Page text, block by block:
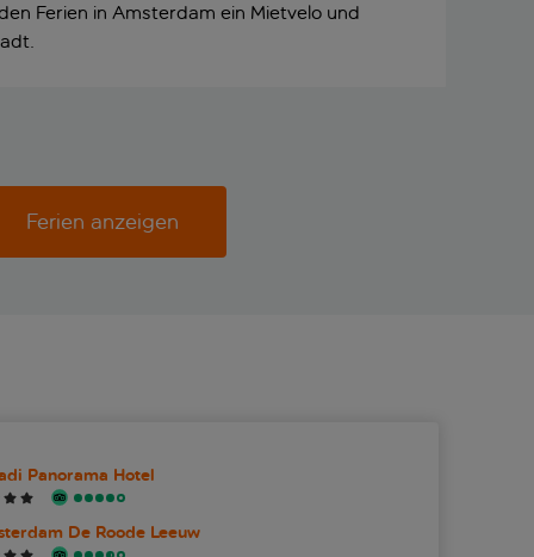
Ferien in Amsterdam ein Mietvelo und
Ferien anzeigen
Panorama Hotel
De Roode Leeuw